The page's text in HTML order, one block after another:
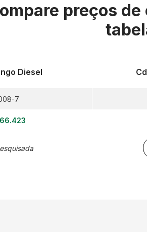
preços
Diesel
7